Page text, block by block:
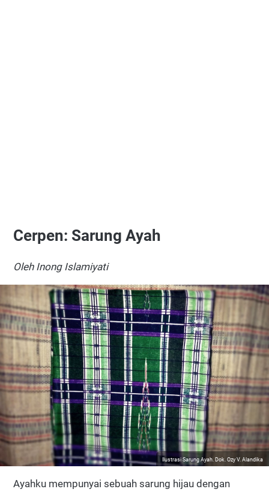
Cerpen: Sarung Ayah
Oleh Inong Islamiyati
Ilustrasi Sarung Ayah. Dok. Ozy V. Alandika
Ayahku mempunyai sebuah sarung hijau dengan